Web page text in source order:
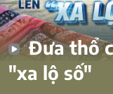
Đưa thổ
"xa lộ số"